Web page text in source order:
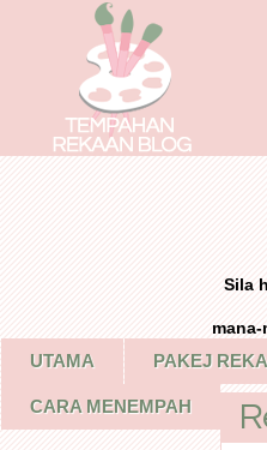
Sila
UTAMA PAKEJ
CARA MENEMPAH